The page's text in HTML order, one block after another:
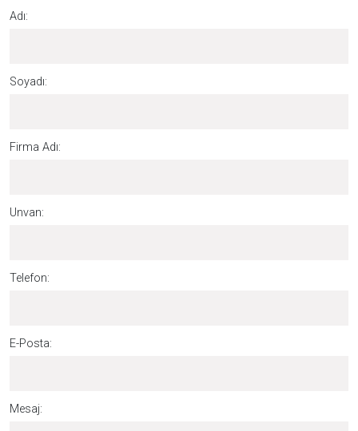
Adı:
Soyadı:
Firma Adı:
Unvan:
Telefon:
E-Posta:
Mesaj: